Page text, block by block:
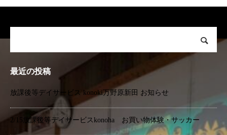
最近の投稿
放課後等デイサービス konoki万野原新田 お知らせ
2/15放課後等デイサービスkonoha お買い物体験・サッカー